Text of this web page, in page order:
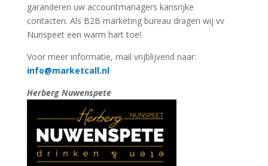
garanderen uw accountmanagers kansrijke
contacten. Als B2B marketing bureau dragen wij vv
Nunspeet een warm hart toe!
Voor meer informatie, mail vrijblijvend naar:
info@marketcall.nl
Herberg Nuwenspete